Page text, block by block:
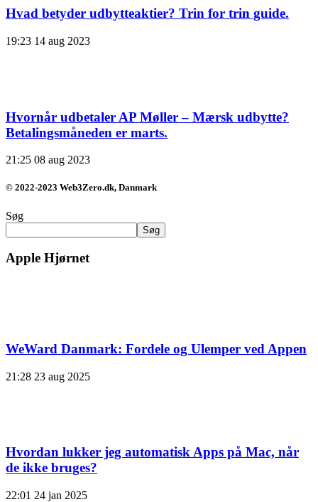
Hvad betyder udbytteaktier? Trin for trin guide.
19:23 14 aug 2023
Hvornår udbetaler AP Møller – Mærsk udbytte?
Betalingsmåneden er marts.
21:25 08 aug 2023
© 2022-2023 Web3Zero.dk, Danmark
Søg
Søg
Apple Hjørnet
WeWard Danmark: Fordele og Ulemper ved Appen
21:28 23 aug 2025
Hvordan lukker jeg automatisk Apps på Mac, når
de ikke bruges?
22:01 24 jan 2025